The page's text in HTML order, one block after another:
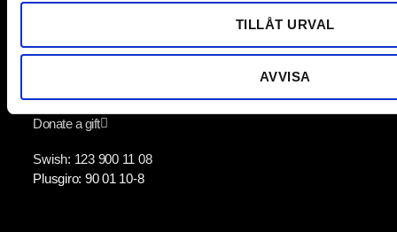
TILLÅT URVAL
AVVISA
Twitter
Youtube
Donate a gift
Swish: 123 900 11 08
Plusgiro: 90 01 10-8